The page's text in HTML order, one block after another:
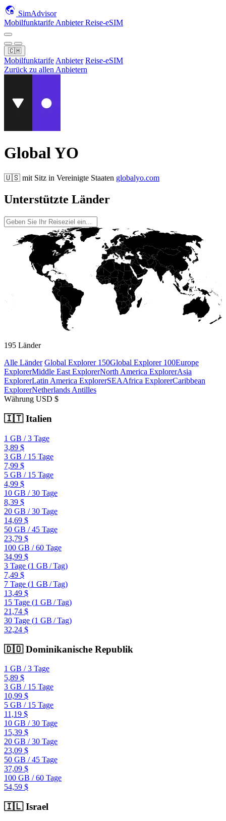
SimAdvisor
Mobilfunktarife AnbieterReise-eSIM
🇨🇭
Mobilfunktarife Anbieter Reise-eSIM
Zurück zu allen Anbietern
Global YO
🇺🇸 mit Sitz in Vereinigte Staaten globalyo.com
Unterstützte Länder
195 Länder
Alle Länder Global Explorer 150Global Explorer 100Europe
ExplorerMiddle East ExplorerNorth America ExplorerAsia
ExplorerLatin America ExplorerSEAAfrica ExplorerCaribbean
ExplorerNetherlands Antilles
Währung USD $
🇮🇹Italien
1 GB /3 Tage
3,89 $
3 GB /15 Tage
7,99 $
5 GB /15 Tage
4,99 $
10 GB /30 Tage
8,39 $
20 GB /30 Tage
14,69 $
50 GB /45 Tage
23,79 $
100 GB /60 Tage
34,99 $
3 Tage (1 GB /Tag)
7,49 $
7 Tage (1 GB /Tag)
13,49 $
15 Tage (1 GB /Tag)
21,74 $
30 Tage (1 GB /Tag)
32,24 $
🇩🇴Dominikanische Republik
1 GB /3 Tage
5,89 $
3 GB /15 Tage
10,99 $
5 GB /15 Tage
11,19 $
10 GB /30 Tage
15,39 $
20 GB /30 Tage
23,09 $
50 GB /45 Tage
37,09 $
100 GB /60 Tage
54,59 $
🇮🇱Israel